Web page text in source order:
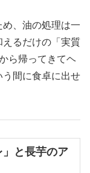
、油の処理は一
るだけの「実質
ら帰ってきてヘ
う間に食卓に出せ
と長芋のア